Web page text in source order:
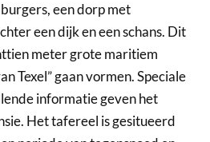
een dorp met
een dijk en een schans. Dit
meter grote maritiem
Texel” gaan vormen. Speciale
informatie geven het
Het tafereel is gesitueerd